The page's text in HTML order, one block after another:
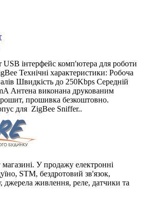
інтерфейс комп'ютера для роботи
Технічні характеристики: Робоча
Швидкість до 250Kbps Середній
Антена виконана друкованим
прошивка безкоштовно.
для ​ ZigBee Sniffer ​..
У продажу електронні
STM, бездротовий зв'язок,
джерела живлення, реле, датчики та